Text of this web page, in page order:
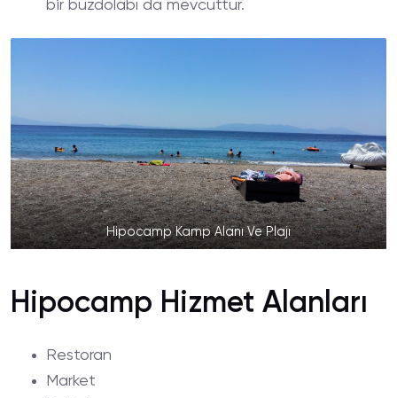
bir buzdolabı da mevcuttur.
Hipocamp Kamp Alanı Ve Plajı
Hipocamp Hizmet Alanları
Restoran
Market